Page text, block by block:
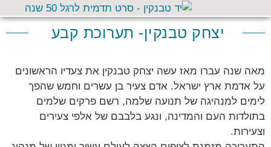
יצחק טבנקין- תערוכת קבע
מאה שנה עברו מאז עשה יצחק טבנקין את צעדיו הראשונים
על אדמת ארץ ישראל. אדם צעיר בן עשרים וחמש שהפך
לימים למנהיגה של תנועה שלמה, רשם פרקים שלמים
בתולדות העם והמדינה, ונגע בלבבם של אלפי צעירים
וצעירות.